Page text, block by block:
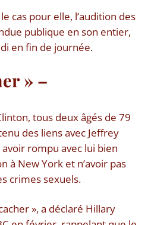
cas pour elle, l’audition des
publique en son entier,
en fin de journée.
» –
tous deux âgés de 79
des liens avec Jeffrey
rompu avec lui bien
à New York et n’avoir pas
crimes sexuels.
», a déclaré Hillary